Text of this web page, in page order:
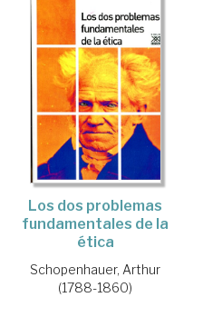
Los dos problemas
fundamentales de la
ética
Schopenhauer, Arthur
(1788-1860)